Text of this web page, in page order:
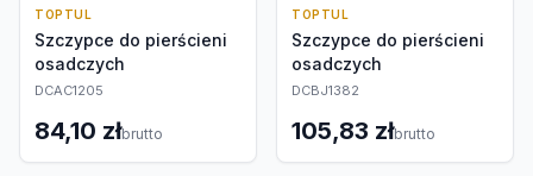
TOPTUL
Szczypce do pierścieni
osadczych
DCAC1205
84,10 złbrutto
TOPTUL
Szczypce do pierścieni
osadczych
DCBJ1382
105,83 złbrutto